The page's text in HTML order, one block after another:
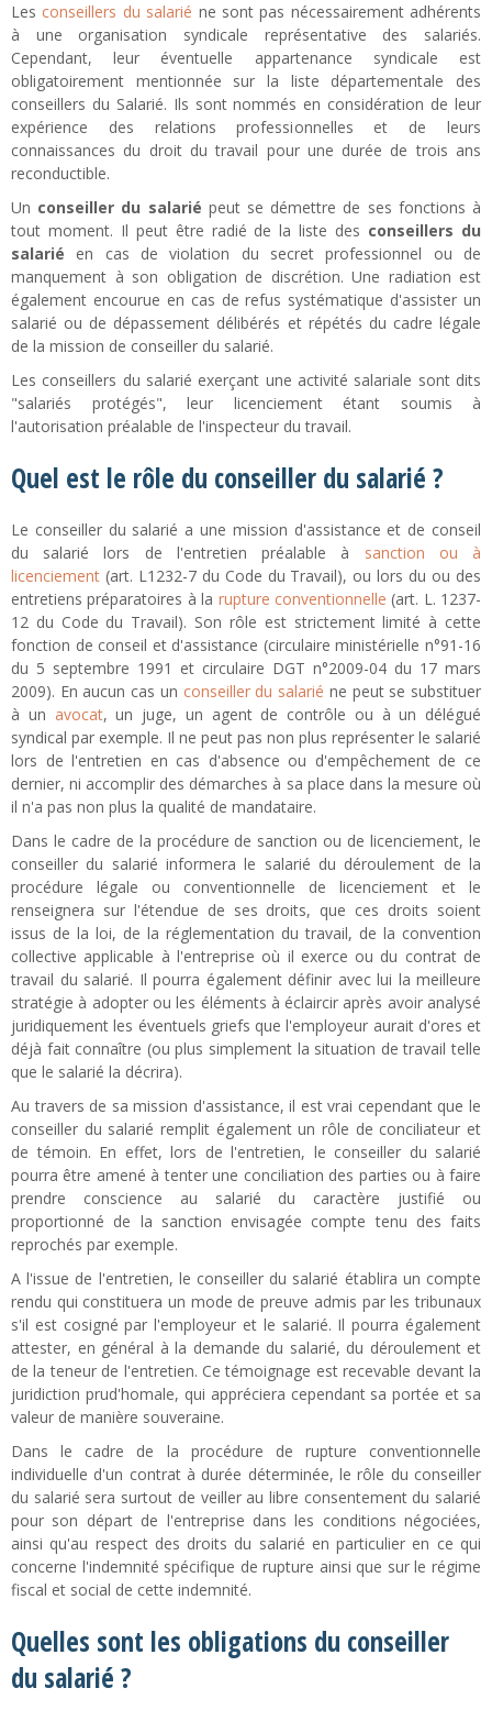
Les conseillers du salarié ne sont pas nécessairement adhérents
à une organisation syndicale représentative des salariés.
Cependant, leur éventuelle appartenance syndicale est
obligatoirement mentionnée sur la liste départementale des
conseillers du Salarié. Ils sont nommés en considération de leur
expérience des relations professionnelles et de leurs
connaissances du droit du travail pour une durée de trois ans
reconductible.
Un conseiller du salarié peut se démettre de ses fonctions à
tout moment. Il peut être radié de la liste des conseillers du
salarié en cas de violation du secret professionnel ou de
manquement à son obligation de discrétion. Une radiation est
également encourue en cas de refus systématique d'assister un
salarié ou de dépassement délibérés et répétés du cadre légale
de la mission de conseiller du salarié.
Les conseillers du salarié exerçant une activité salariale sont dits
"salariés protégés", leur licenciement étant soumis à
l'autorisation préalable de l'inspecteur du travail.
Quel est le rôle du conseiller du salarié ?
Le conseiller du salarié a une mission d'assistance et de conseil
du salarié lors de l'entretien préalable à sanction ou à
licenciement (art. L1232-7 du Code du Travail), ou lors du ou des
entretiens préparatoires à la rupture conventionnelle (art. L. 1237-
12 du Code du Travail). Son rôle est strictement limité à cette
fonction de conseil et d'assistance (circulaire ministérielle n°91-16
du 5 septembre 1991 et circulaire DGT n°2009-04 du 17 mars
2009). En aucun cas un conseiller du salarié ne peut se substituer
à un avocat, un juge, un agent de contrôle ou à un délégué
syndical par exemple. Il ne peut pas non plus représenter le salarié
lors de l'entretien en cas d'absence ou d'empêchement de ce
dernier, ni accomplir des démarches à sa place dans la mesure où
il n'a pas non plus la qualité de mandataire.
Dans le cadre de la procédure de sanction ou de licenciement, le
conseiller du salarié informera le salarié du déroulement de la
procédure légale ou conventionnelle de licenciement et le
renseignera sur l'étendue de ses droits, que ces droits soient
issus de la loi, de la réglementation du travail, de la convention
collective applicable à l'entreprise où il exerce ou du contrat de
travail du salarié. Il pourra également définir avec lui la meilleure
stratégie à adopter ou les éléments à éclaircir après avoir analysé
juridiquement les éventuels griefs que l'employeur aurait d'ores et
déjà fait connaître (ou plus simplement la situation de travail telle
que le salarié la décrira).
Au travers de sa mission d'assistance, il est vrai cependant que le
conseiller du salarié remplit également un rôle de conciliateur et
de témoin. En effet, lors de l'entretien, le conseiller du salarié
pourra être amené à tenter une conciliation des parties ou à faire
prendre conscience au salarié du caractère justifié ou
proportionné de la sanction envisagée compte tenu des faits
reprochés par exemple.
A l'issue de l'entretien, le conseiller du salarié établira un compte
rendu qui constituera un mode de preuve admis par les tribunaux
s'il est cosigné par l'employeur et le salarié. Il pourra également
attester, en général à la demande du salarié, du déroulement et
de la teneur de l'entretien. Ce témoignage est recevable devant la
juridiction prud'homale, qui appréciera cependant sa portée et sa
valeur de manière souveraine.
Dans le cadre de la procédure de rupture conventionnelle
individuelle d'un contrat à durée déterminée, le rôle du conseiller
du salarié sera surtout de veiller au libre consentement du salarié
pour son départ de l'entreprise dans les conditions négociées,
ainsi qu'au respect des droits du salarié en particulier en ce qui
concerne l'indemnité spécifique de rupture ainsi que sur le régime
fiscal et social de cette indemnité.
Quelles sont les obligations du conseiller
du salarié ?